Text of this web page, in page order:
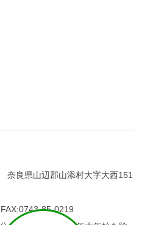
奈良県山辺郡山添村大字大西151
85-0219